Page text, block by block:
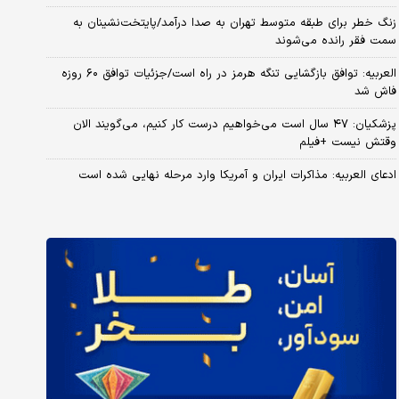
زنگ خطر برای طبقه متوسط تهران به صدا درآمد/پایتخت‌نشینان به
سمت فقر رانده می‌شوند
العربیه: توافق بازگشایی تنگه هرمز در راه است/جزئیات توافق ۶۰ روزه
فاش شد
پزشکیان: ۴۷ سال است می‌خواهیم درست کار کنیم، می‌گویند الان
وقتش نیست +فیلم
ادعای العربیه: مذاکرات ایران و آمریکا وارد مرحله نهایی شده است